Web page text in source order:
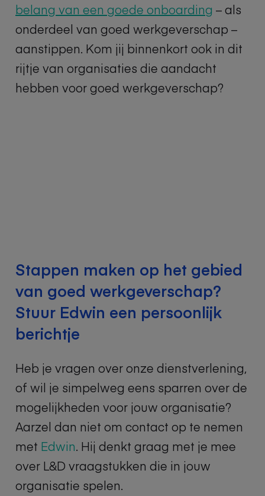
belang van een goede onboarding –als
onderdeel van goed werkgeverschap –
aanstippen. Kom jij binnenkort ook in dit
rijtje van organisaties die aandacht
hebben voor goed werkgeverschap?
Stappen maken op het gebied
van goed werkgeverschap?
Stuur Edwin een persoonlijk
berichtje
Heb je vragen over onze dienstverlening,
of wil je simpelweg eens sparren over de
mogelijkheden voor jouw organisatie?
Aarzel dan niet om contact op te nemen
met Edwin. Hij denkt graag met je mee
over L&D vraagstukken die in jouw
organisatie spelen.